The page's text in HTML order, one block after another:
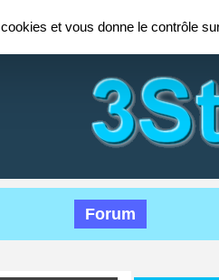
Forum
et vous donne le contrôle